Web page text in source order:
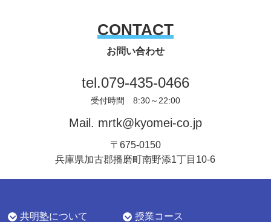
CONTACT
お問い合わせ
tel.079-435-0466
受付時間 8:30～22:00
Mail. mrtk@kyomei-co.jp
〒675-0150
兵庫県加古郡播磨町南野添1丁目10-6
共明塾について 授業コース